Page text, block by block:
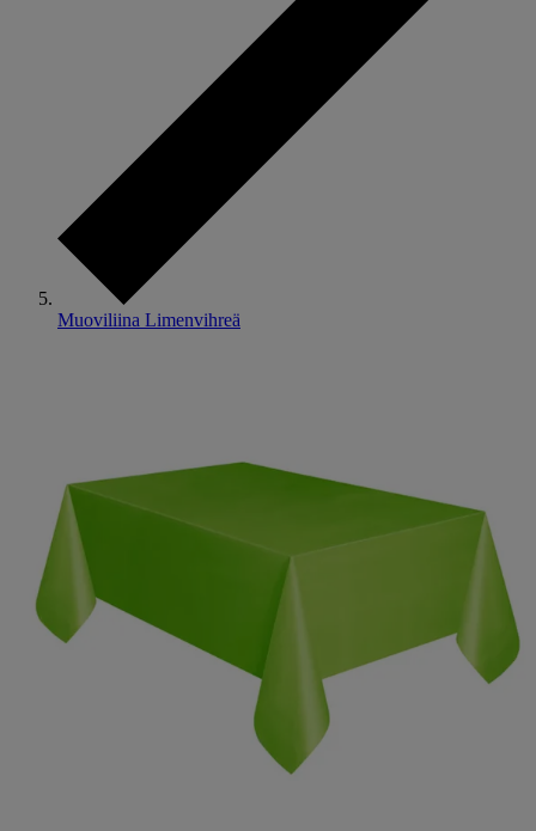
Muoviliina Limenvihreä